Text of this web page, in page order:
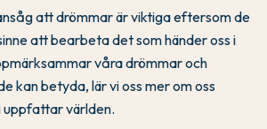
att drömmar är viktiga eftersom de
att bearbeta det som händer oss i
våra drömmar och
kan betyda, lär vi oss mer om oss
uppfattar världen.